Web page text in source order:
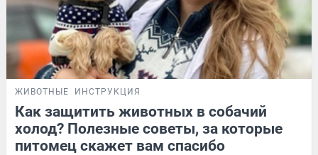
ЖИВОТНЫЕ ИНСТРУКЦИЯ
Как защитить животных в собачий
холод? Полезные советы, за которые
питомец скажет вам спасибо